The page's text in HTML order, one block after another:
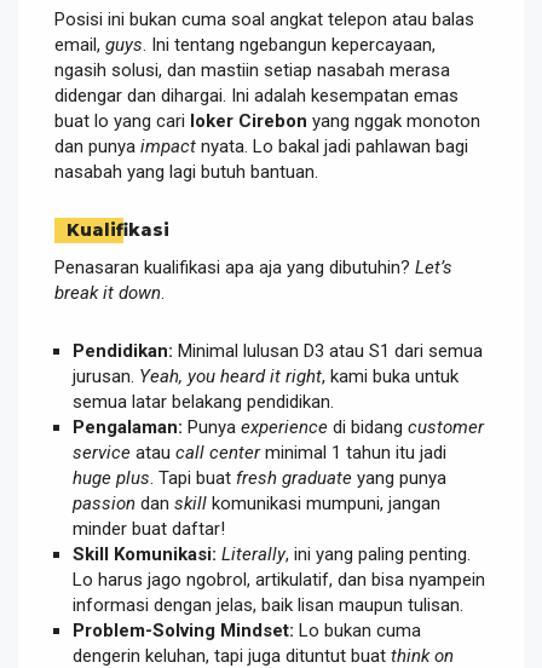
Posisi ini bukan cuma soal angkat telepon atau balas
email, guys . Ini tentang ngebangun kepercayaan,
ngasih solusi, dan mastiin setiap nasabah merasa
didengar dan dihargai. Ini adalah kesempatan emas
buat lo yang cari loker Cirebon yang nggak monoton
dan punya impact nyata. Lo bakal jadi pahlawan bagi
nasabah yang lagi butuh bantuan.
Kualifikasi
Penasaran kualifikasi apa aja yang dibutuhin? Let’s
break it down
Pendidikan: Minimal lulusan D3 atau S1 dari semua
jurusan. Yeah, you heard it right, kami buka untuk
semua latar belakang pendidikan.
Pengalaman: Punya experience di bidang customer
service atau call centerminimal 1 tahun itu jadi
huge plus . Tapi buat fresh graduate yang punya
passion dan skill komunikasi mumpuni, jangan
minder buat daftar!
Skill Komunikasi: Literally, ini yang paling penting.
Lo harus jago ngobrol, artikulatif, dan bisa nyampein
informasi dengan jelas, baik lisan maupun tulisan.
Problem-Solving Mindset: Lo bukan cuma
dengerin keluhan, tapi juga dituntut buat think on